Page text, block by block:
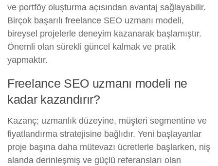
ve portföy oluşturma açısından avantaj sağlayabilir.
Birçok başarılı freelance SEO uzmanı modeli,
bireysel projelerle deneyim kazanarak başlamıştır.
Önemli olan sürekli güncel kalmak ve pratik
yapmaktır.
Freelance SEO uzmanı modeli ne
kadar kazandırır?
Kazanç; uzmanlık düzeyine, müşteri segmentine ve
fiyatlandırma stratejisine bağlıdır. Yeni başlayanlar
proje başına daha mütevazı ücretlerle başlarken, niş
alanda derinleşmiş ve güçlü referansları olan